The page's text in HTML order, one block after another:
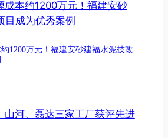
1200万元！福建安砂建福水泥技改